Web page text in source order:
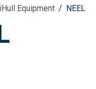
Equipment NEEL